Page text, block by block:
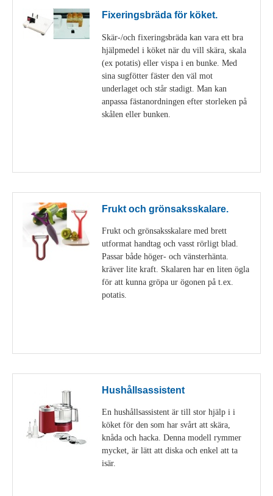
Fixeringsbräda för köket.
Skär-/och fixeringsbräda kan vara ett bra
hjälpmedel i köket när du vill skära, skala
(ex potatis) eller vispa i en bunke. Med
sina sugfötter fäster den väl mot
underlaget och står stadigt. Man kan
anpassa fästanordningen efter storleken på
skålen eller bunken.
Frukt och grönsaksskalare.
Frukt och grönsaksskalare med brett
utformat handtag och vasst rörligt blad.
Passar både höger- och vänsterhänta.
kräver lite kraft. Skalaren har en liten ögla
för att kunna gröpa ur ögonen på t.ex.
potatis.
Hushållsassistent
En hushållsassistent är till stor hjälp i i
köket för den som har svårt att skära,
knåda och hacka. Denna modell rymmer
mycket, är lätt att diska och enkel att ta
isär.